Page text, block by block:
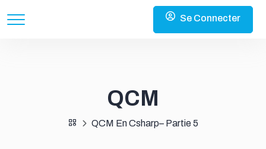
Se Connecter
QCM
QCM En Csharp– Partie 5